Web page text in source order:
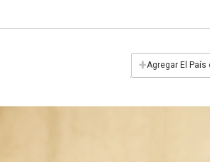
+Agregar El País